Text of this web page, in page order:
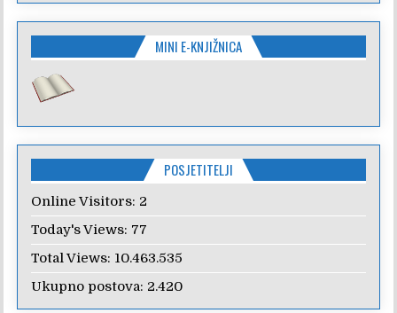
MINI E-KNJIŽNICA
POSJETITELJI
Online Visitors: 2
Today's Views: 77
Total Views: 10.463.535
Ukupno postova: 2.420